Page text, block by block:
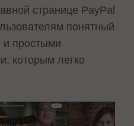
странице PayPal
понятный
и простыми
которым легко